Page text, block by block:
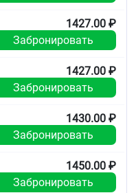
1427.00 ₽
Забронировать
1427.00 ₽
Забронировать
1430.00 ₽
Забронировать
1450.00 ₽
Забронировать